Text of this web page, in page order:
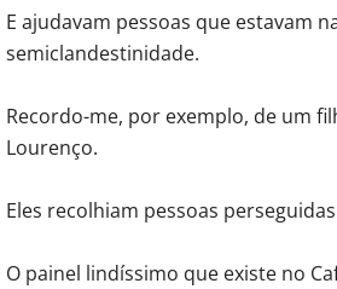
E ajudavam pessoas que estavam
semiclandestinidade.
Recordo-me, por exemplo, de um
Lourenço.
Eles recolhiam pessoas
O painel lindíssimo que existe no